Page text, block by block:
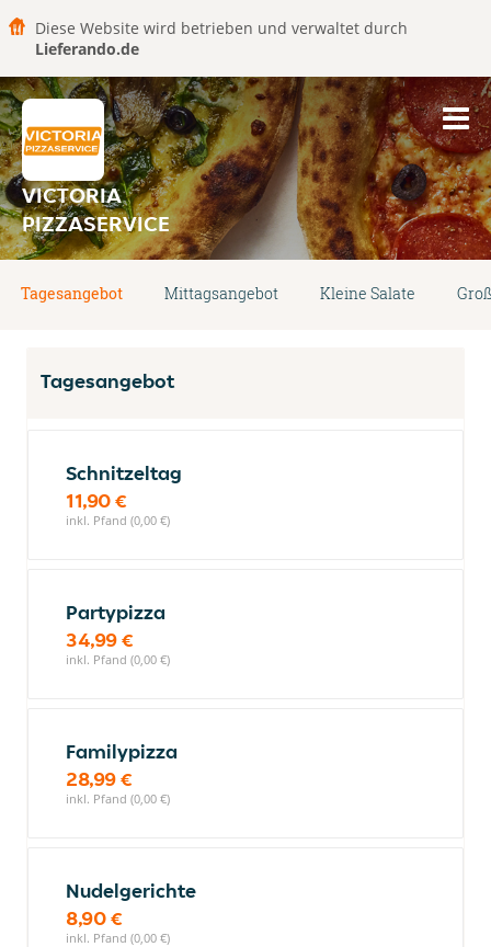
Diese Website wird betrieben und verwaltet durch
Lieferando.de
VICTORIA
PIZZASERVICE
Tagesangebot Mittagsangebot Kleine Salate
Tagesangebot
Schnitzeltag
11,90 €
inkl. Pfand (0,00 €)
Partypizza
34,99 €
inkl. Pfand (0,00 €)
Familypizza
28,99 €
inkl. Pfand (0,00 €)
Nudelgerichte
8,90 €
inkl. Pfand (0,00 €)